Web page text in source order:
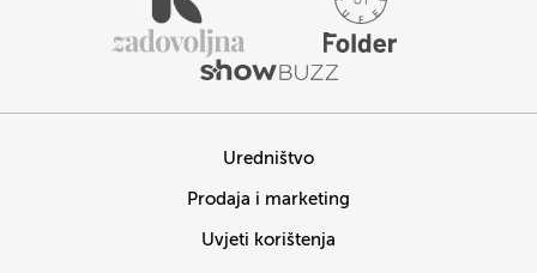
Uredništvo
Prodaja i marketing
Uvjeti korištenja